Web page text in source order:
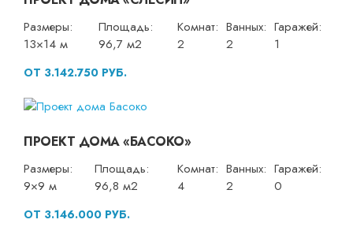
Размеры:
13×14 м
Площадь:
96,7 м2
Комнат:
2
Ванных:
2
Гаражей:
1
ОТ 3.142.750 РУБ.
ПРОЕКТ ДОМА «БАСОКО»
Размеры:
9×9 м
Площадь:
96,8 м2
Комнат:
4
Ванных:
2
Гаражей:
0
ОТ 3.146.000 РУБ.